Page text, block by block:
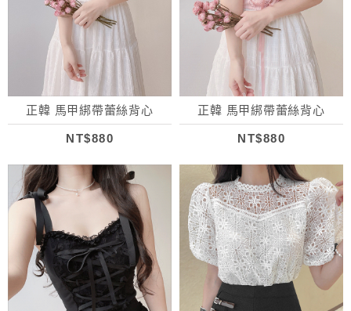
正韓 馬甲綁帶蕾絲背心
NT$880
正韓 馬甲綁帶蕾絲背心
NT$880